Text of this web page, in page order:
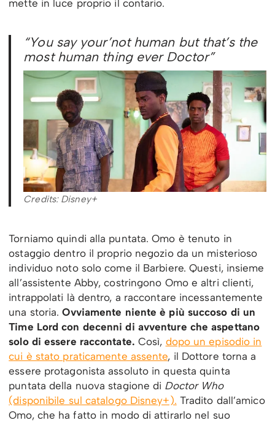
mette in luce proprio il contario.
“You say your’not human but that’s the
most human thing ever Doctor”
Credits: Disney+
Torniamo quindi alla puntata. Omo è tenuto in
ostaggio dentro il proprio negozio da un misterioso
individuo noto solo come il Barbiere. Questi, insieme
all’assistente Abby, costringono Omo e altri clienti,
intrappolati là dentro, a raccontare incessantemente
una storia.Ovviamente niente è più succoso di un
Time Lord con decenni di avventure che aspettano
solo di essere raccontate. Così, dopo un episodio in
cui è stato praticamente assente, il Dottore torna a
essere protagonista assoluto in questa quinta
puntata della nuova stagione di Doctor Who
(disponibile sul catalogo Disney+). Tradito dall’amico
Omo, che ha fatto in modo di attirarlo nel suo